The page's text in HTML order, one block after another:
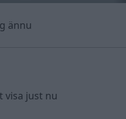
ännu
visa just nu